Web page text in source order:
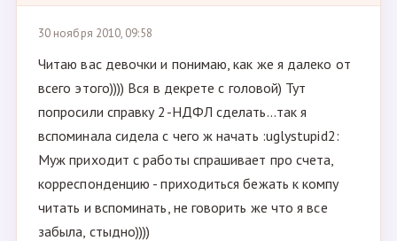
30 ноября 2010, 09:58
Читаю вас девочки и понимаю, как же я далеко от
всего этого)))) Вся в декрете с головой) Тут
попросили справку 2-НДФЛ сделать...так я
вспоминала сидела с чего ж начать :uglystupid2:
Муж приходит с работы спрашивает про счета,
корреспонденцию - приходиться бежать к компу
читать и вспоминать, не говорить же что я все
забыла, стыдно))))